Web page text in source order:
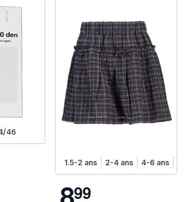
46
1.5-2 ans 2-4 ans 4-6 ans
99